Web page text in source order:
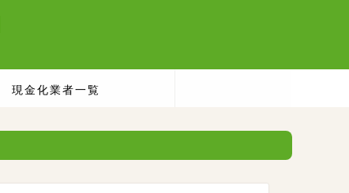
現金化業者一覧